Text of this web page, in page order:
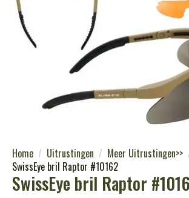
Home Uitrustingen Meer Uitrustingen>>
SwissEye bril Raptor #10162
SwissEye bril Raptor